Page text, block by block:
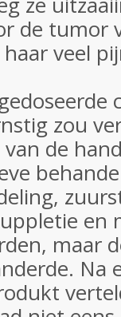
de tumor
veel
zou
de
en
maar
Na